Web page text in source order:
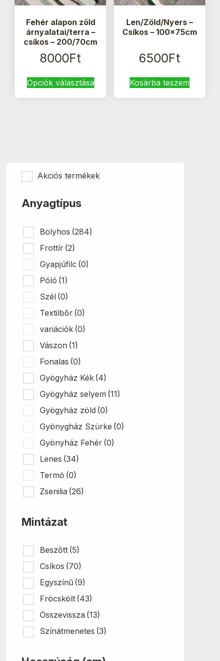
Fehér alapon zöld
árnyalatai/terra –
csíkos – 200/70cm
8000Ft
Opciók választásaa
terméknek
termékoldalon
Len/Zöld/Nyers –
Csíkos – 100x75cm
6500Ft
Kosárba teszem
Akciós termékek
Anyagtípus
Bolyhos (284)
Frottír (2)
Gyapjúfilc (0)
Póló (1)
Szél (0)
Textilbőr (0)
variációk (0)
Vászon (1)
Fonalas (0)
Gyögyház Kék (4)
Gyögyház selyem (11)
Gyögyház zöld (0)
Gyönygház Szürke (0)
Gyönyház Fehér (0)
Lenes (34)
Termó (0)
Zsenilia (26)
Mintázat
Beszőtt (5)
Csíkos (70)
Egyszínű (9)
Fröcskölt (43)
Összevissza (13)
Színátmenetes (3)